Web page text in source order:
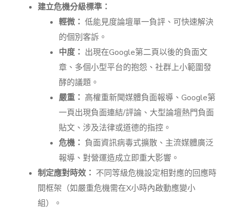
建立危機分級標準：
輕微： 低能見度論壇單一負評、可快速解決
的個別客訴。
中度： 出現在Google第二頁以後的負面文
章、多個小型平台的抱怨、社群上小範圍發
酵的議題。
嚴重： 高權重新聞媒體負面報導、Google第
一頁出現負面連結/評論、大型論壇熱門負面
貼文、涉及法律或道德的指控。
危機： 負面資訊病毒式擴散、主流媒體廣泛
報導、對營運造成立即重大影響。
制定應對時效： 不同等級危機設定相對應的回應時
間框架（如嚴重危機需在X小時內啟動應變小
組）。